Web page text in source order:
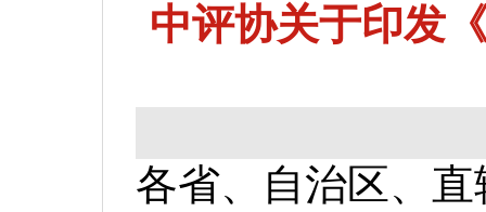
中评协关于印发
各省、自治区、